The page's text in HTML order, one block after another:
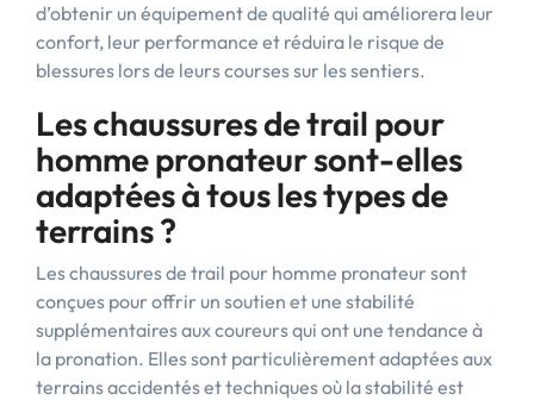
d’obtenir un équipement de qualité qui améliorera leur
confort, leur performance et réduira le risque de
blessures lors de leurs courses sur les sentiers.
Les chaussures de trail pour
homme pronateur sont-elles
adaptées à tous les types de
terrains ?
Les chaussures de trail pour homme pronateur sont
conçues pour offrir un soutien et une stabilité
supplémentaires aux coureurs qui ont une tendance à
la pronation. Elles sont particulièrement adaptées aux
terrains accidentés et techniques où la stabilité est